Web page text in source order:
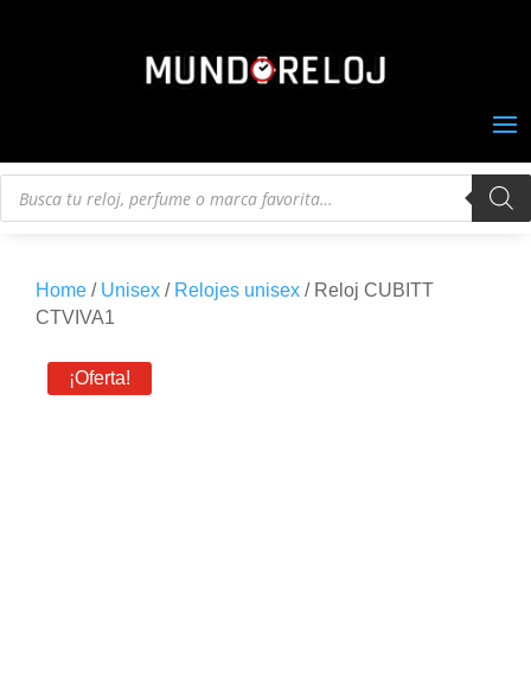
Búsqueda
Home / Unisex / Relojes unisex / Reloj CUBITT
CTVIVA1
¡Oferta!